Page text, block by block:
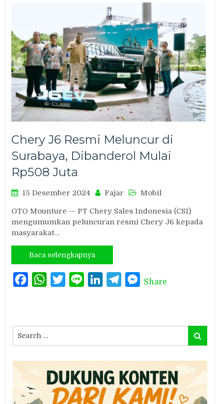
Chery J6 Resmi Meluncur di
Surabaya, Dibanderol Mulai
Rp508 Juta
15 Desember 2024 Fajar Mobil
OTO Mounture — PT Chery Sales Indonesia (CSI)
mengumumkan peluncuran resmi Chery J6 kepada
masyarakat…
Baca selengkapnya
FacebookWhatsAppTwitterLine LinkedInTelegramMessenger
Share
for:
Search